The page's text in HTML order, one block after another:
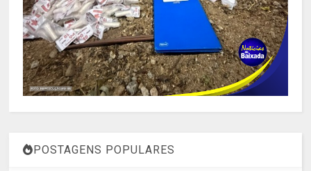
POSTAGENS POPULARES